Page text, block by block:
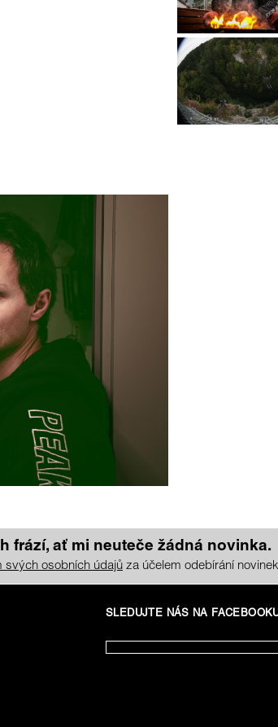
frází, ať mi neuteče žádná novinka.
svých osobních údajů za účelem odebírání
SLEDUJTE NÁS NA